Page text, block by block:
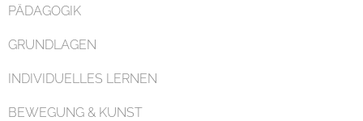
Organisation
PÄDAGOGIK
GRUNDLAGEN
INDIVIDUELLES LERNEN
BEWEGUNG & KUNST